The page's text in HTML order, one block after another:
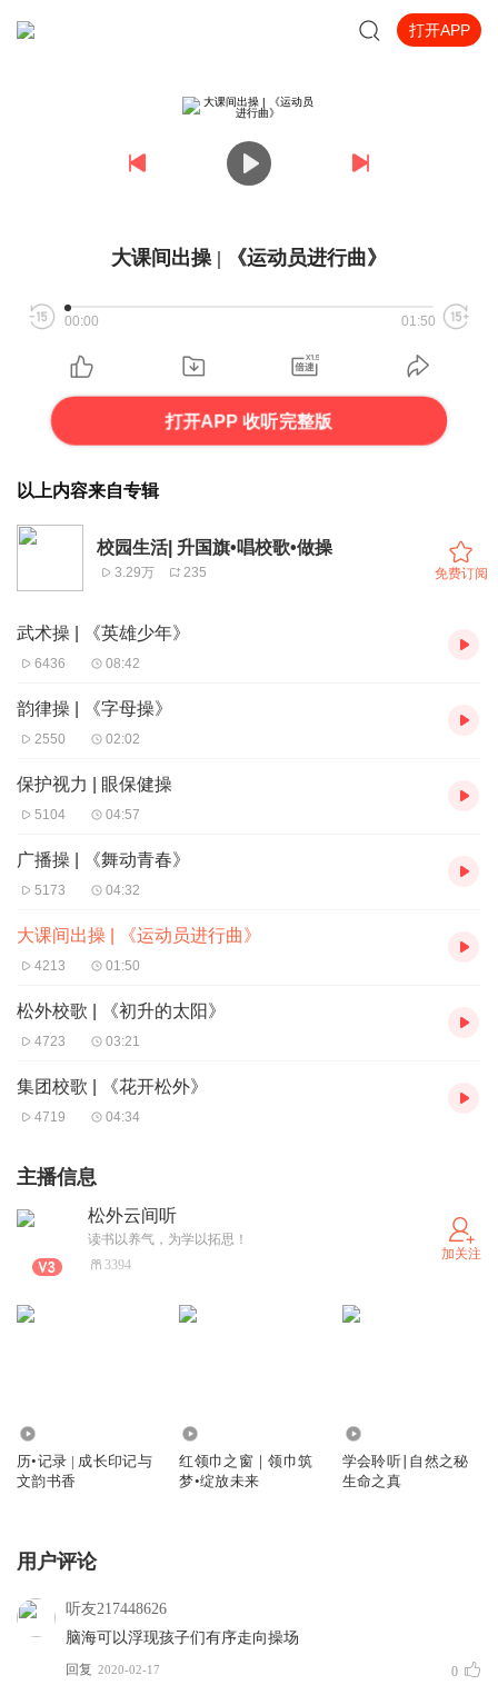
打开APP
大课间出操 | 《运动员进行曲》
00:00 01:50
打开APP 收听完整版
以上内容来自专辑
校园生活| 升国旗•唱校歌•做操
3.29万 235 免费订阅
武术操 | 《英雄少年》
6436 08:42
韵律操 | 《字母操》
2550 02:02
保护视力 | 眼保健操
5104 04:57
广播操 | 《舞动青春》
5173 04:32
大课间出操 | 《运动员进行曲》
4213 01:50
松外校歌 | 《初升的太阳》
4723 03:21
集团校歌 | 《花开松外》
4719 04:34
主播信息
松外云间听
读书以养气，为学以拓思！
3394
加关注
历•记录 | 成长印记与
文韵书香
红领巾之窗｜领巾筑
梦•绽放未来
学会聆听∣自然之秘
生命之真
用户评论
听友217448626
脑海可以浮现孩子们有序走向操场
回复 2020-02-17 0